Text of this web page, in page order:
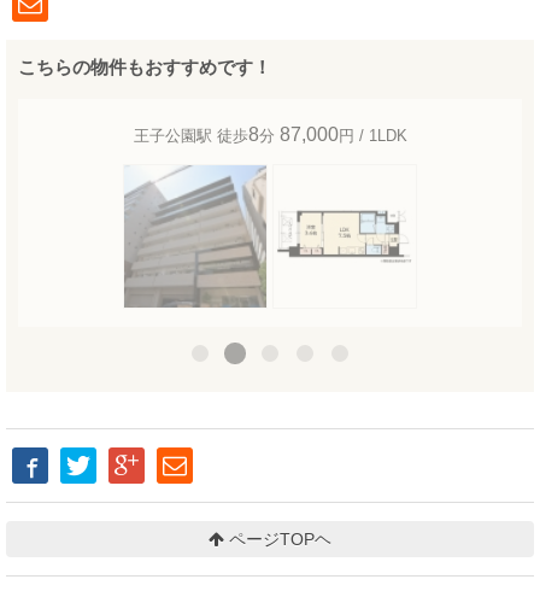
こちらの物件もおすすめです！
王子公園駅 徒歩8分 87,000円 / 1LDK
ページTOPヘ